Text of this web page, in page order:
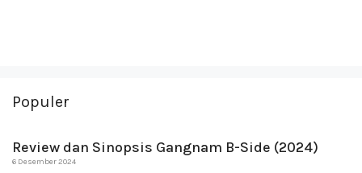
Populer
Review dan Sinopsis Gangnam B-Side (2024)
6 Desember 2024